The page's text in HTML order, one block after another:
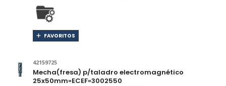
FAVORITOS
42159725
Mecha(fresa) p/taladro electromagnético
25x50mm»ECEF»3002550